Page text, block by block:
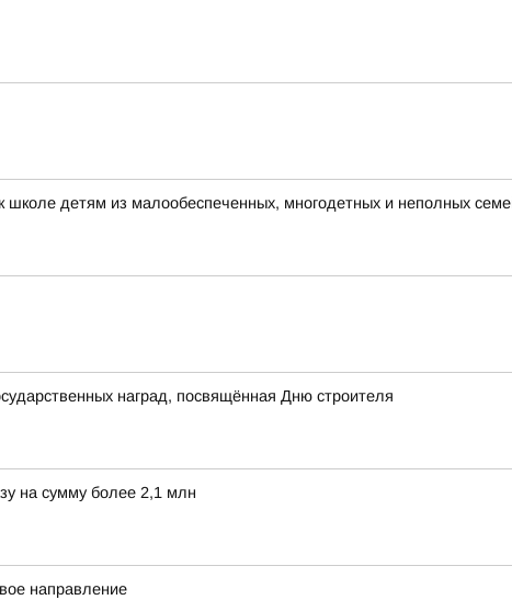
школе детям из малообеспеченных, многодетных и неполных
наград, посвящённая Дню строителя
на сумму более 2,1 млн
направление